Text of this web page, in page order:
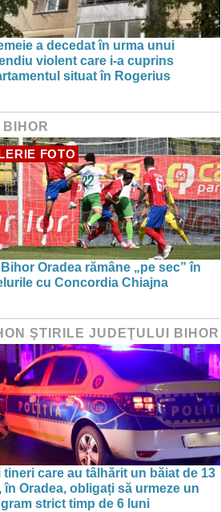
a decedat în urma unui
violent care i-a cuprins
situat în Rogerius
BIHOR
FOTO
Bihor Oradea rămâne „pe sec” în
cu Concordia Chiajna
ŞTIRILE JUDEŢULUI BIHOR
tineri care au tâlhărit un băiat de 13
în Oradea, obligați să urmeze un
strict timp de 6 luni